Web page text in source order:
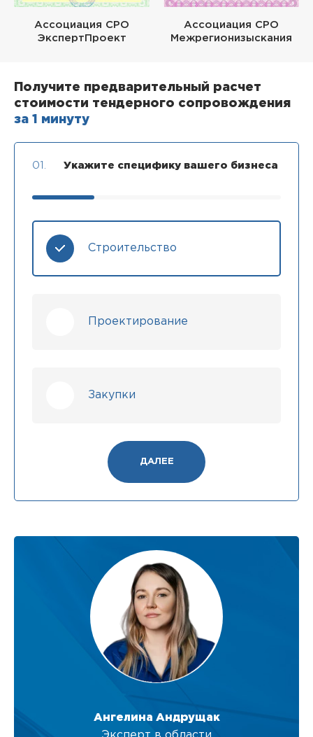
Ассоциация СРО
ЭкспертПроект
Ассоциация СРО
Межрегионизыскания
Получите предварительный расчет
стоимости тендерного сопровождения
за 1 минуту
01. Укажите специфику вашего бизнеса
Строительство
Проектирование
Закупки
ДАЛЕЕ
Ангелина Андрущак